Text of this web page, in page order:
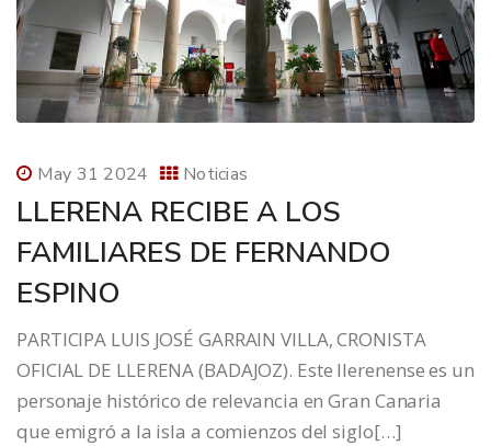
May 31 2024 Noticias
LLERENA RECIBE A LOS
FAMILIARES DE FERNANDO
ESPINO
PARTICIPA LUIS JOSÉ GARRAIN VILLA, CRONISTA
OFICIAL DE LLERENA (BADAJOZ). Este llerenense es un
personaje histórico de relevancia en Gran Canaria
que emigró a la isla a comienzos del siglo[…]